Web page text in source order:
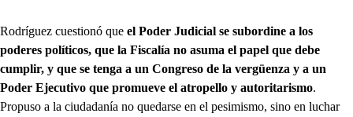
Rodríguez cuestionó que el Poder Judicial se subordine a los
poderes políticos, que la Fiscalía no asuma el papel que debe
cumplir, y que se tenga a un Congreso de la vergüenza y a un
Poder Ejecutivo que promueve el atropello y autoritarismo.
Propuso a la ciudadanía no quedarse en el pesimismo, sino en luchar